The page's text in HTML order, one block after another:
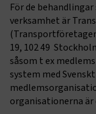
För de
verksamhet är
19, 102 49
såsom t ex
system med
organisationerna